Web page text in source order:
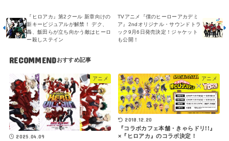
TVアニメ『僕のヒーローアカデミ
ア』2ndオリジナル・サウンドトラ
ック9月6日発売決定！ジャケット
も公開！
『ヒロアカ』第2クール 新章向けの
新キービジュアルが解禁！ デク、
轟、飯田らが立ち向かう敵はヒーロ
ー殺しステイン
RECOMMEND
アニメ
2025.04.09
アニメ
2018.12.20
『コラボカフェ本舗・きゃらドリ!!』
×『ヒロアカ』のコラボ決定！